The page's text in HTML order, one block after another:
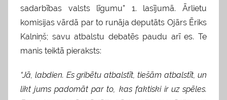
sadarbības valsts līgumu” 1. lasījumā. Ārlietu
komisijas vārdā par to runāja deputāts Ojārs Ēriks
Kalniņš; savu atbalstu debatēs paudu arī es. Te
manis teiktā pieraksts:
“Jā, labdien. Es gribētu atbalstīt, tiešām atbalstīt, un
likt jums padomāt par to, kas faktiski ir uz spēles.